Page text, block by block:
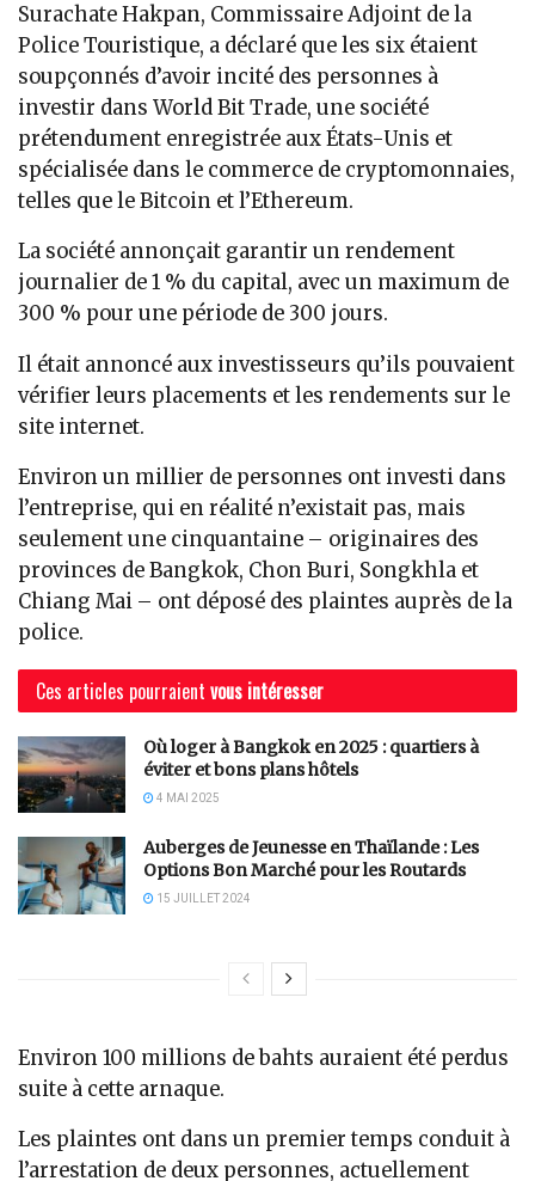
Surachate Hakpan, Commissaire Adjoint de la
Police Touristique, a déclaré que les six étaient
soupçonnés d’avoir incité des personnes à
investir dans World Bit Trade, une société
prétendument enregistrée aux États-Unis et
spécialisée dans le commerce de cryptomonnaies,
telles que le Bitcoin et l’Ethereum.
La société annonçait garantir un rendement
journalier de 1 % du capital, avec un maximum de
300 % pour une période de 300 jours.
Il était annoncé aux investisseurs qu’ils pouvaient
vérifier leurs placements et les rendements sur le
site internet.
Environ un millier de personnes ont investi dans
l’entreprise, qui en réalité n’existait pas, mais
seulement une cinquantaine – originaires des
provinces de Bangkok, Chon Buri, Songkhla et
Chiang Mai – ont déposé des plaintes auprès de la
police.
Ces articles pourraient vous intéresser
Où loger à Bangkok en 2025 : quartiers à
éviter et bons plans hôtels
4 MAI 2025
Auberges de Jeunesse en Thaïlande : Les
Options Bon Marché pour les Routards
15 JUILLET 2024
Environ 100 millions de bahts auraient été perdus
suite à cette arnaque.
Les plaintes ont dans un premier temps conduit à
l’arrestation de deux personnes, actuellement